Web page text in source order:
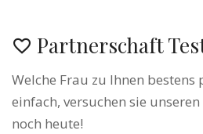
Partnerschaft
Welche Frau zu Ihnen bestens
einfach, versuchen sie
noch heute!